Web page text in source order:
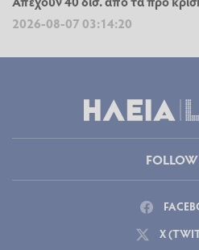
2026-08-07 03:14:20
X